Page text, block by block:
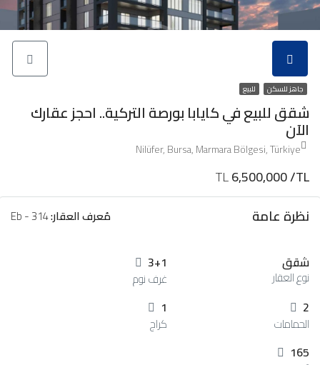
جاهز للسكن للبيع
شقق للبيع في كايابا بورصة التركية.. احجز عقارك
الآن
Nilüfer, Bursa, Marmara Bölgesi, Türkiye
TL6,500,000 /TL
نظرة عامة
مُعرف العقار:
شقق
نوع العقار
3+1
غرف نوم
2
الحمامات
1
كراج
165